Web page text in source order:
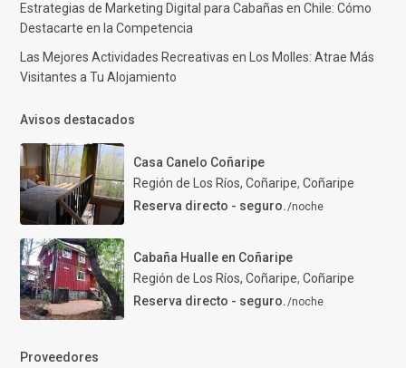
Estrategias de Marketing Digital para Cabañas en Chile: Cómo
Destacarte en la Competencia
Las Mejores Actividades Recreativas en Los Molles: Atrae Más
Visitantes a Tu Alojamiento
Avisos destacados
Casa Canelo Coñaripe
Región de Los Ríos, Coñaripe, Coñaripe
Reserva directo - seguro./noche
Cabaña Hualle en Coñaripe
Región de Los Ríos, Coñaripe, Coñaripe
Reserva directo - seguro./noche
Proveedores